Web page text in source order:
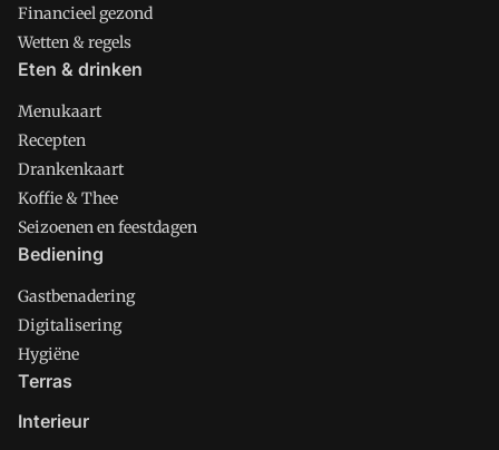
Financieel gezond
Wetten & regels
Eten & drinken
Menukaart
Recepten
Drankenkaart
Koffie & Thee
Seizoenen en feestdagen
Bediening
Gastbenadering
Digitalisering
Hygiëne
Terras
Interieur